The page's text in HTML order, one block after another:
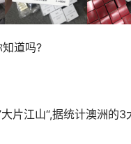
道吗?
片江山“,据统计澳洲的